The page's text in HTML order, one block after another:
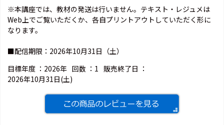
※本講座では、教材の発送は行いません。テキスト・レジュメは
Web上でご覧いただくか、各自プリントアウトしていただく形に
なります。
■配信期限：2026年10月31日（土）
目標年度 ： 2026年 回数 ： 1 販売終了日 ：
2026年10月31日(土)